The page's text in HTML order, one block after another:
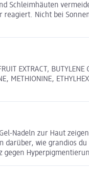
Schleimhäuten
Nicht bei
EXTRACT, BUTYLENE
METHIONINE,
Nadeln zur Haut
wie grandios
gegen